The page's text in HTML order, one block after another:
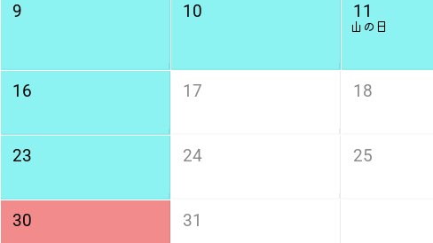
9 10 11
山の日
16 17 18
23 24 25
30 31